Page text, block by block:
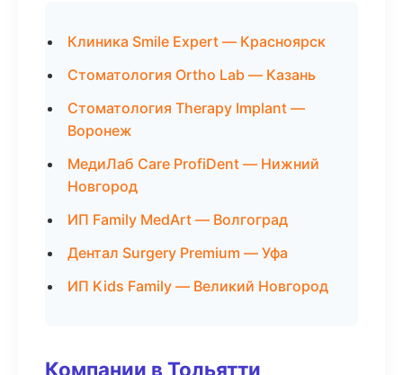
Клиника Smile Expert — Красноярск
Стоматология Ortho Lab — Казань
Стоматология Therapy Implant —
Воронеж
МедиЛаб Care ProfiDent — Нижний
Новгород
ИП Family MedArt — Волгоград
Дентал Surgery Premium — Уфа
ИП Kids Family — Великий Новгород
Компании в Тольятти